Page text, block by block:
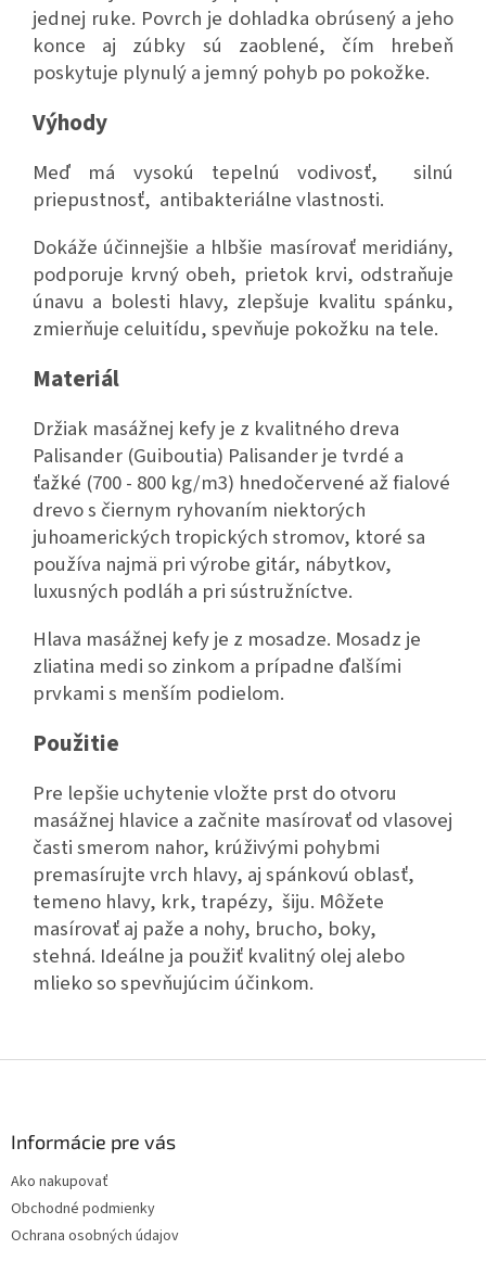
jednej ruke. Povrch je dohladka obrúsený a jeho
konce aj zúbky sú zaoblené, čím hrebeň
poskytuje plynulý a jemný pohyb po pokožke.
Výhody
Meď má vysokú tepelnú vodivosť, silnú
priepustnosť, antibakteriálne vlastnosti.
Dokáže účinnejšie a hlbšie masírovať meridiány,
podporuje krvný obeh, prietok krvi, odstraňuje
únavu a bolesti hlavy, zlepšuje kvalitu spánku,
zmierňuje celuitídu, spevňuje pokožku na tele.
Materiál
Držiak masážnej kefy je z kvalitného dreva
Palisander (Guiboutia) Palisander je tvrdé a
ťažké (700 - 800 kg/m3) hnedočervené až fialové
drevo s čiernym ryhovaním niektorých
juhoamerických tropických stromov, ktoré sa
používa najmä pri výrobe gitár, nábytkov,
luxusných podláh a pri sústružníctve.
Hlava masážnej kefy je z mosadze. Mosadz je
zliatina medi so zinkom a prípadne ďalšími
prvkami s menším podielom.
Použitie
Pre lepšie uchytenie vložte prst do otvoru
masážnej hlavice a začnite masírovať od vlasovej
časti smerom nahor, krúživými pohybmi
premasírujte vrch hlavy, aj spánkovú oblasť,
temeno hlavy, krk, trapézy, šiju. Môžete
masírovať aj paže a nohy, brucho, boky,
stehná. Ideálne ja použiť kvalitný olej alebo
mlieko so spevňujúcim účinkom.
Informácie pre vás
Ako nakupovať
Obchodné podmienky
Ochrana osobných údajov